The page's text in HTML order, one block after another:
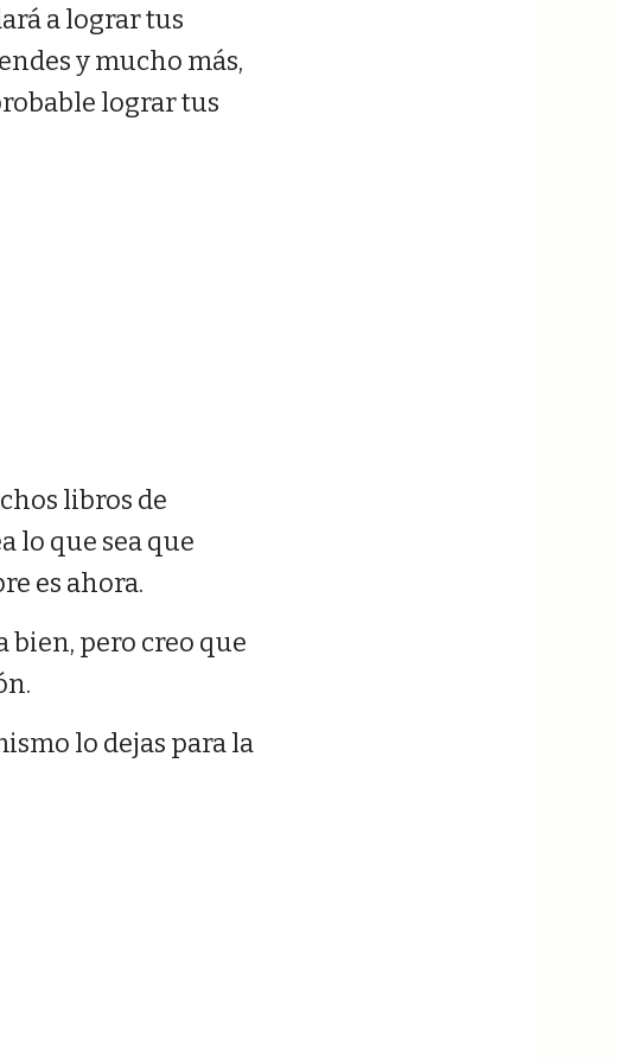
a lograr tus
y mucho más,
lograr tus
libros de
lo que sea que
es ahora.
bien, pero creo que
lo dejas para la